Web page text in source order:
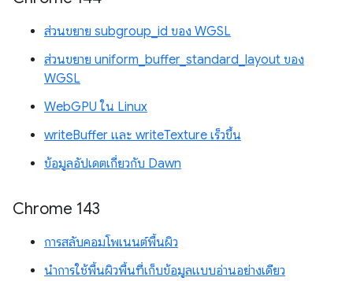
ส่วนขยาย subgroup_id ของ WGSL
ส่วนขยาย uniform_buffer_standard_layout ของ
WGSL
WebGPU ใน Linux
writeBuffer และ writeTexture เร็วขึ้น
ข้อมูลอัปเดตเกี่ยวกับ Dawn
Chrome 143
การสลับคอมโพเนนต์พื้นผิว
นำการใช้พื้นผิวพื้นที่เก็บข้อมูลแบบอ่านอย่างเดียว